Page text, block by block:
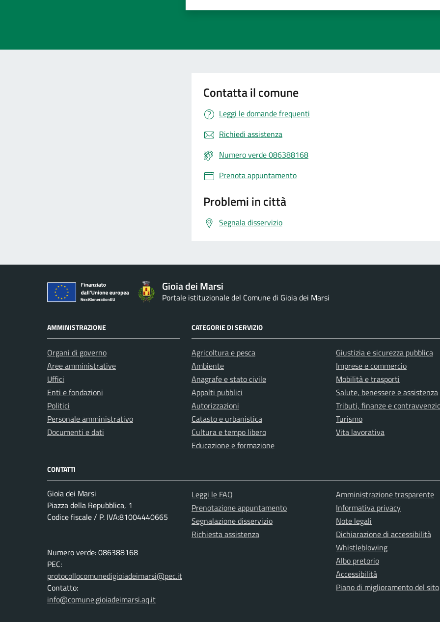
Contatta il comune
Leggi le domande frequenti
Richiedi assistenza
Numero verde 086388168
Prenota appuntamento
Problemi in città
Segnala disservizio
Gioia dei Marsi
Portale istituzionale del Comune di Gioia dei Marsi
AMMINISTRAZIONE
Organi di governo
Aree amministrative
Uffici
Enti e fondazioni
Politici
Personale amministrativo
Documenti e dati
CATEGORIE DI SERVIZIO
Agricoltura e pesca
Ambiente
Anagrafe e stato civile
Appalti pubblici
Autorizzazioni
Catasto e urbanistica
Cultura e tempo libero
Educazione e formazione
Giustizia e sicurezza pubblica
Imprese e commercio
Mobilità e trasporti
Salute, benessere e assistenza
Tributi, finanze e
Turismo
Vita lavorativa
CONTATTI
Gioia dei Marsi
Piazza della Repubblica, 1
Codice fiscale / P. IVA:81004440665
Numero verde: 086388168
PEC:
protocollocomunedigioiadeimarsi@pec.it
Contatto:
info@comune.gioiadeimarsi.aq.it
Leggi le FAQ
Prenotazione appuntamento
Segnalazione disservizio
Richiesta assistenza
Amministrazione trasparente
Informativa privacy
Note legali
Dichiarazione di accessibilità
Whistleblowing
Albo pretorio
Accessibilità
Piano di miglioramento del sito